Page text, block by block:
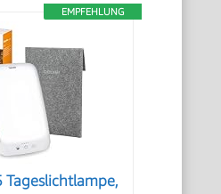
EMPFEHLUNG
Tageslichtlampe,